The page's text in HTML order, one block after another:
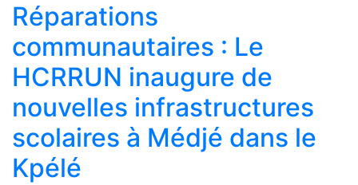
Réparations
communautaires : Le
HCRRUN inaugure de
nouvelles infrastructures
scolaires à Médjé dans le
Kpélé